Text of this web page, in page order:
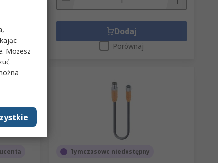
Dodaj
Porównaj
Tymczasowo niedostępny
Możesz